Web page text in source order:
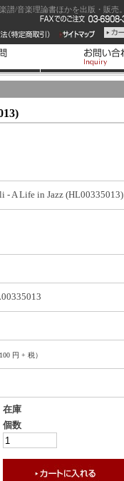
/音楽理論書ほかを出版・販売。
- A Life in Jazz (HL00335013)
円 + 税）
在庫
個数